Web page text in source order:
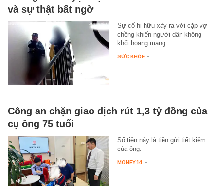
và sự thật bất ngờ
Sự cố hi hữu xảy ra với cặp vợ
chồng khiến người dân không
khỏi hoang mang.
SỨC KHỎE -
Công an chặn giao dịch rút 1,3 tỷ đồng của
cụ ông 75 tuổi
Số tiền này là tiền gửi tiết kiệm
của ông.
MONEY.14 -